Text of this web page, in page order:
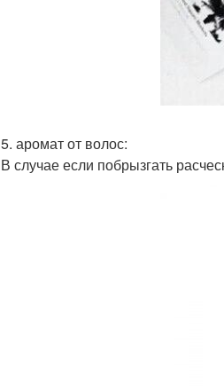
5. аромат от волос:
В случае если побрызгать